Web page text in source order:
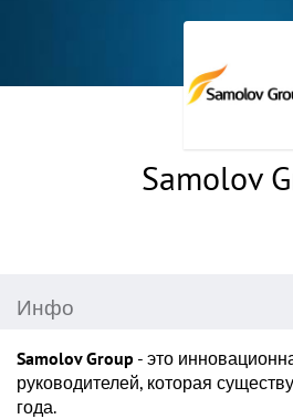
Samolov
Инфо
Samolov Group - это
руководителей, которая
года.